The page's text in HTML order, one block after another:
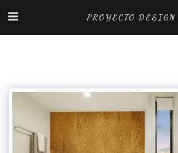
PROYECTO DESIGN